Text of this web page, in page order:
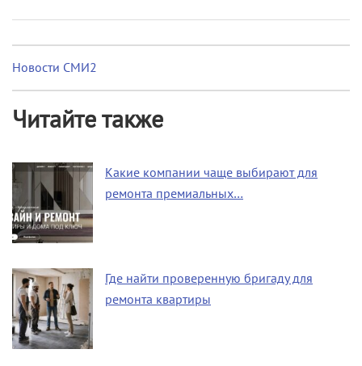
Новости СМИ2
Читайте также
Какие компании чаще выбирают для
ремонта премиальных…
Где найти проверенную бригаду для
ремонта квартиры